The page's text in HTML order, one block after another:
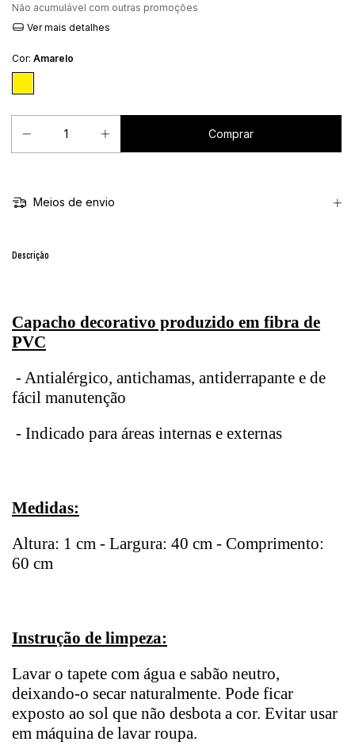
Não acumulável com outras promoções
Ver mais detalhes
Cor: Amarelo
Meios de envio
Descrição
Capacho decorativo produzido em fibra de
PVC
- Antialérgico, antichamas, antiderrapante e de
fácil manutenção
- Indicado para áreas internas e externas
Medidas:
Altura: 1 cm - Largura: 40 cm - Comprimento:
60 cm
Instrução de limpeza:
Lavar o tapete com água e sabão neutro,
deixando-o secar naturalmente. Pode ficar
exposto ao sol que não desbota a cor. Evitar usar
em máquina de lavar roupa.